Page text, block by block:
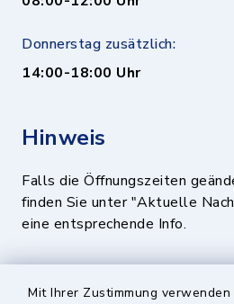
Mit Ihrer Zustimmung
Donnerstag zusätzlich:
14:00-18:00 Uhr
Hinweis
Falls die Öffnungszeiten
finden Sie unter "Aktuelle
eine entsprechende Info.
Quicklinks